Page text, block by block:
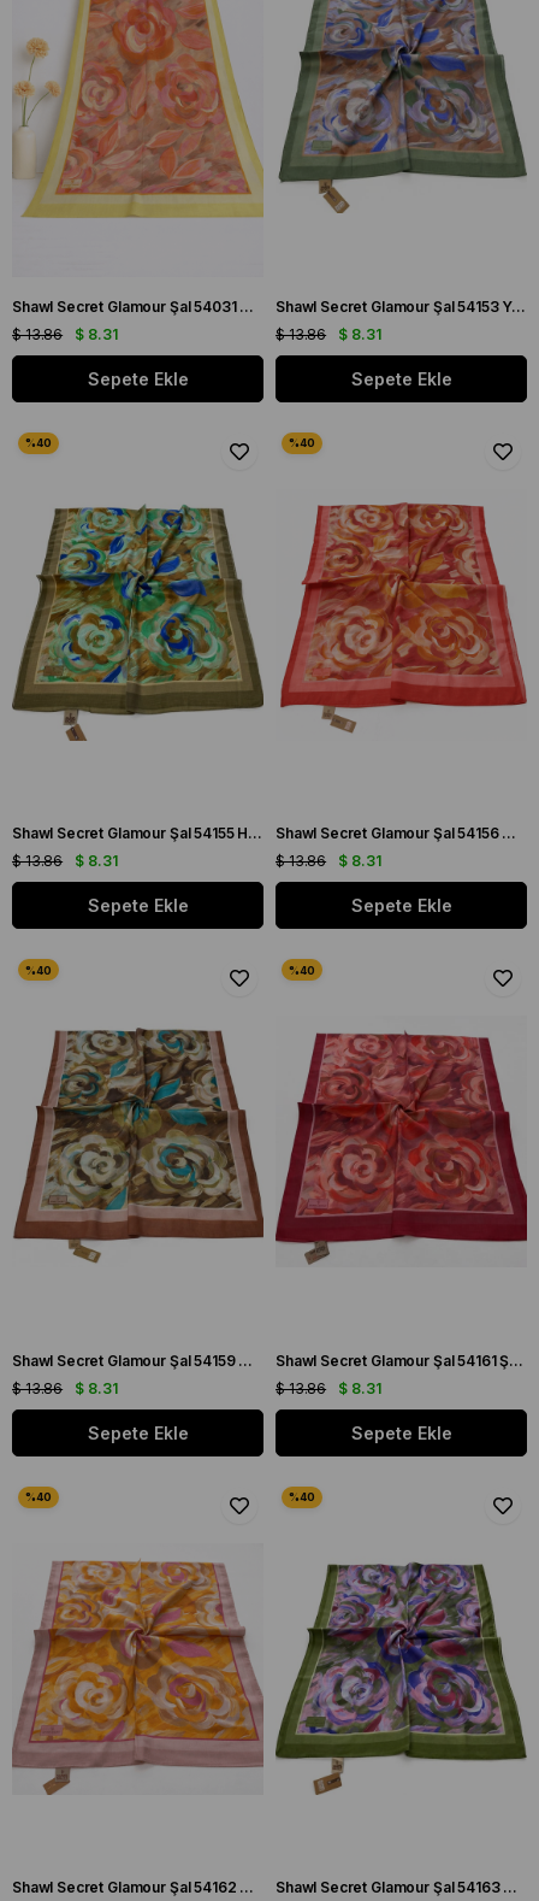
Shawl Secret Glamour Şal 54031 Sarı
$ 8.31
$ 13.86
Sepete Ekle
Shawl Secret Glamour Şal 54153 Yeşil
$ 8.31
$ 13.86
Sepete Ekle
Shawl Secret Glamour Şal 54155 Haki
$ 8.31
$ 13.86
Sepete Ekle
Shawl Secret Glamour Şal 54156 Nar Çiçeği
$ 8.31
$ 13.86
Sepete Ekle
Shawl Secret Glamour Şal 54159 Kahve
$ 8.31
$ 13.86
Sepete Ekle
Shawl Secret Glamour Şal 54161 Şeker Pembe
$ 8.31
$ 13.86
Sepete Ekle
Shawl Secret Glamour Şal 54162 Pudra Shawl Secret Glamour Şal 54163 Çim Yeşili